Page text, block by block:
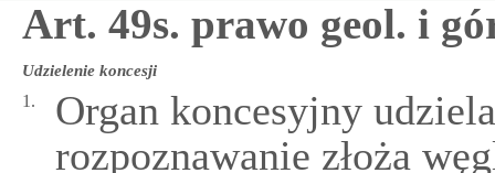
Art. 49s. prawo geol. i
Udzielenie koncesji
1.
Organ koncesyjny
rozpoznawanie złoża